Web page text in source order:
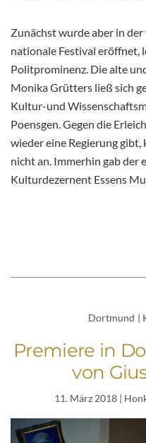
Zunächst wurde aber in
nationale Festival eröffnet,
Politprominenz. Die alte
Monika Grütters ließ sich
Kultur-und
Poensgen. Gegen die
wieder eine Regierung gibt,
nicht an. Immerhin gab der
Kulturdezernent Essens
Dortmund |
Premiere in
von
11. März 2018 |